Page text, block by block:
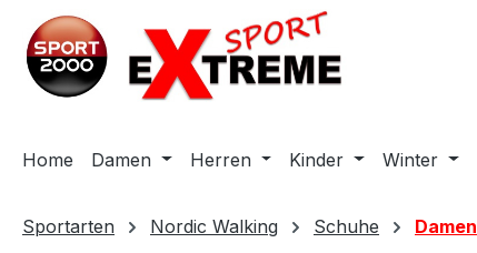
Hauptinhalt springen
Zur Suche springen
Zur Hauptnavigation springen
Home Damen Herren Kinder Winter
Sportarten Nordic Walking Schuhe Damen